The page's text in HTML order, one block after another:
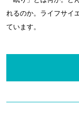
れるのか。ライフサイ
ています。